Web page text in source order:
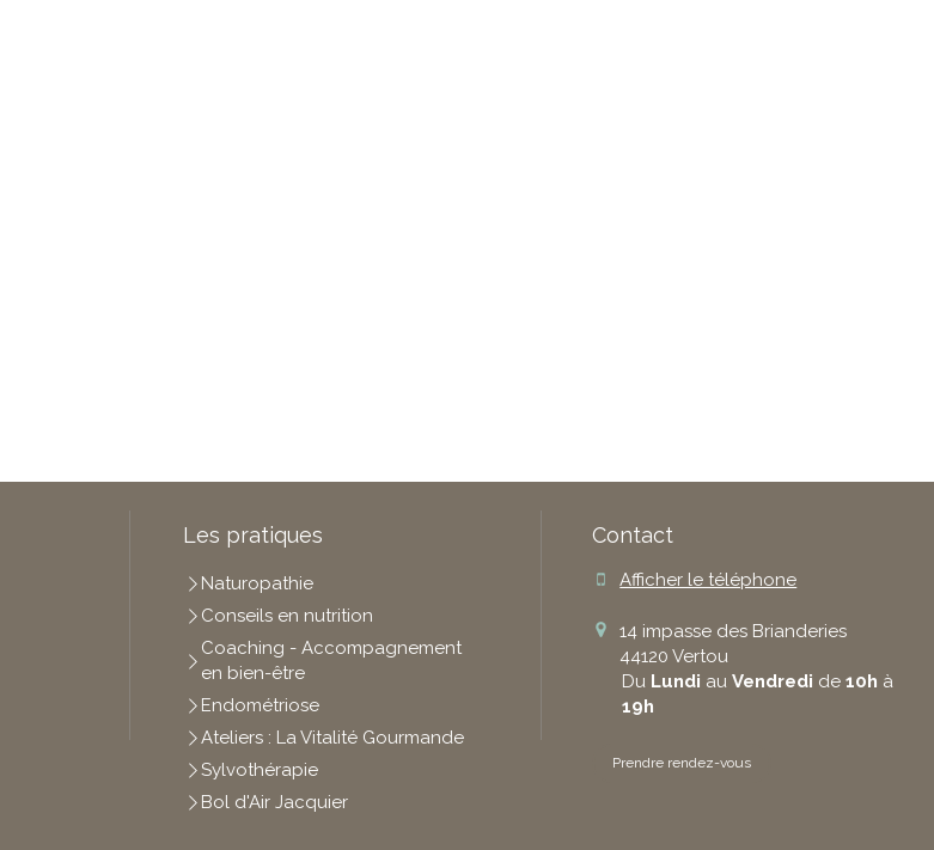
Les pratiques
Naturopathie
Conseils en nutrition
Coaching - Accompagnement
en bien-être
Endométriose
Ateliers : La Vitalité Gourmande
Sylvothérapie
Bol d'Air Jacquier
Contact
Afficher le téléphone
14 impasse des Brianderies
44120 Vertou
Du Lundi auVendredi de10h à
19h
Prendre rendez-vous